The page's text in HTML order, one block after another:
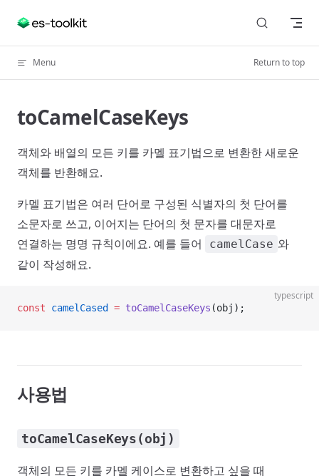
Skip to content
Menu Return to top
toCamelCaseKeys
객체와 배열의 모든 키를 카멜 표기법으로 변환한 새로운
객체를 반환해요.
카멜 표기법은 여러 단어로 구성된 식별자의 첫 단어를
소문자로 쓰고, 이어지는 단어의 첫 문자를 대문자로
연결하는 명명 규칙이에요. 예를 들어
camelCase 와
같이 작성해요.
typescript
const camelCased = toCamelCaseKeys (obj);
사용법
toCamelCaseKeys(obj)
객체의 모든 키를 카멜 케이스로 변환하고 싶을 때